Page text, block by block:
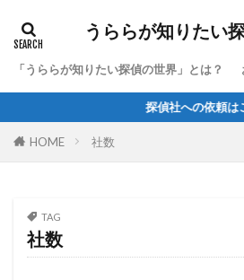
うららが知りたい
「うららが知りたい探偵の世界」とは？
探偵社への依頼はこ
HOME 社数
TAG
社数